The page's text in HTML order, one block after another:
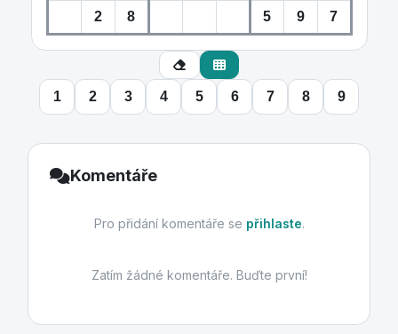
1 2 3 4 5 6 7 8 9
Komentáře
Pro přidání komentáře se přihlaste.
Zatím žádné komentáře. Buďte první!